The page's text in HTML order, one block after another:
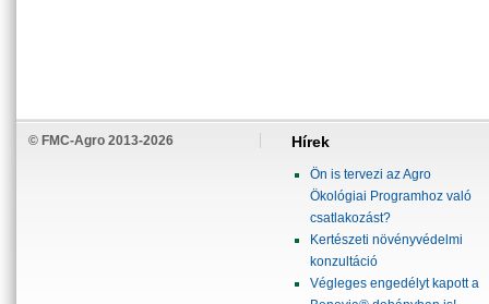
© FMC-Agro 2013-2026 Hírek
Ön is tervezi az Agro
Ökológiai Programhoz való
csatlakozást?
Kertészeti növényvédelmi
konzultáció
Végleges engedélyt kapott a